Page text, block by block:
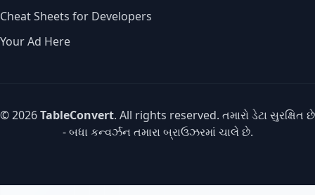
Cheat Sheets for Developers
Your Ad Here
© 2026TableConvert. All rights reserved. તમારો ડેટા સુરક્ષિત છે
- બધા કન્વર્ઝન તમારા બ્રાઉઝરમાં ચાલે છે.